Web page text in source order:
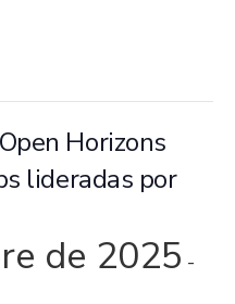
Horizons
lideradas por
de 2025 -